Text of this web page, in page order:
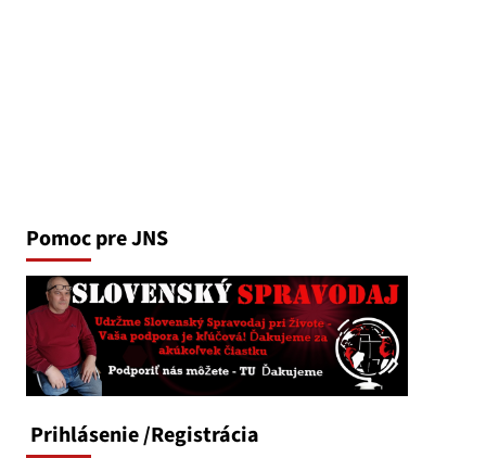
Pomoc pre JNS
Prihlásenie/Registrácia